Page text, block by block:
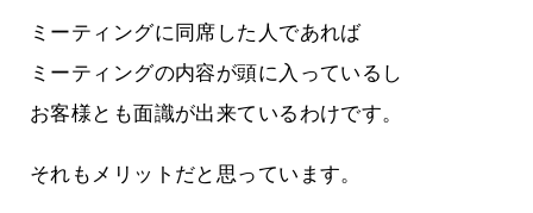
ミーティングに同席した人であれば
ミーティングの内容が頭に入っているし
お客様とも面識が出来ているわけです。
それもメリットだと思っています。